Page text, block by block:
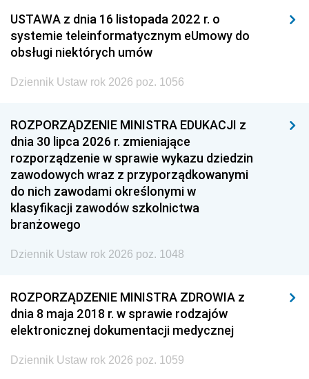
USTAWA z dnia 16 listopada 2022 r. o
systemie teleinformatycznym eUmowy do
obsługi niektórych umów
Dziennik Ustaw rok 2026 poz. 1056
ROZPORZĄDZENIE MINISTRA EDUKACJI z
dnia 30 lipca 2026 r. zmieniające
rozporządzenie w sprawie wykazu dziedzin
zawodowych wraz z przyporządkowanymi
do nich zawodami określonymi w
klasyfikacji zawodów szkolnictwa
branżowego
Dziennik Ustaw rok 2026 poz. 1048
ROZPORZĄDZENIE MINISTRA ZDROWIA z
dnia 8 maja 2018 r. w sprawie rodzajów
elektronicznej dokumentacji medycznej
Dziennik Ustaw rok 2026 poz. 1059